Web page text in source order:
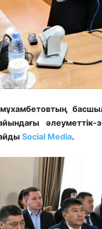
әлеуметтік-
Social Media.